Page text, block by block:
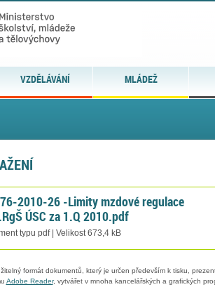
VZDĚLÁVÁNÍ MLÁDEŽ
2010-26 -Limity mzdové regulace
ÚSC za 1.Q 2010.pdf
typu pdf | Velikost 673,4 kB
formát dokumentů, který je určen především k tisku,
Adobe Reader, vytvářet v mnoha kancelářských a grafických